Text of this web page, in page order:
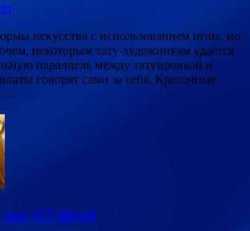
искусства с использованием иглы, но
некоторым тату-художникам удаётся
параллель между татуировкой и
говорят сами за себя. Красочные
…
(27 фото)